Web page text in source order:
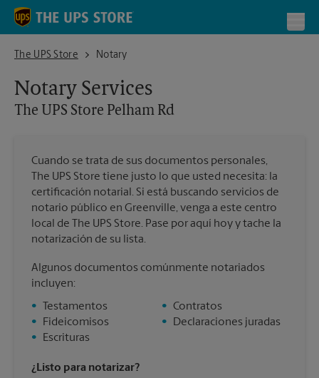
Skip to content
Return to Nav
The UPS Store
The UPS Store Pelham Rd
Notary
Notary Services
The UPS Store Pelham Rd
Cuando se trata de sus documentos personales,
The UPS Store tiene justo lo que usted necesita: la
certificación notarial. Si está buscando servicios de
notario público en Greenville, venga a este centro
local de The UPS Store. Pase por aquí hoy y tache la
notarización de su lista.
Algunos documentos comúnmente notariados
incluyen:
•
Testamentos
•
Fideicomisos
•
Escrituras
• Contratos
•
Declaraciones juradas
¿Listo para notarizar?